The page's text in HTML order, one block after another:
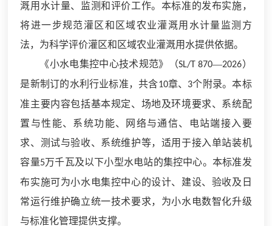
溉用水计量、监测和评价工作。本标准的发布实施，
将进一步规范灌区和区域农业灌溉用水计量监测方
法，为科学评价灌区和区域农业灌溉用水提供依据。
《小水电集控中心技术规范》（SL/T 870—2026）
是新制订的水利行业标准，共含10章、 3个附录。本标
准主要内容包括基本规定、场地及环境要求、系统配
置与性能、系统功能、网络与通信、电站端接入要
求、测试与验收、系统维护等，适用于接入单站装机
容量5万千瓦及以下小型水电站的集控中心。本标准发
布实施可为小水电集控中心的设计、建设、验收及日
常运行维护确立统一技术要求，为小水电数智化升级
与标准化管理提供支撑。